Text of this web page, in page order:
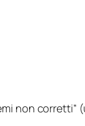
non corretti” (